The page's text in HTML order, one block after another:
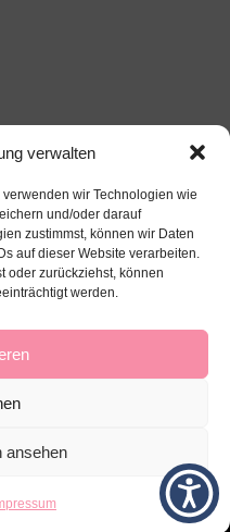
verwalten
wir Technologien wie
und/oder darauf
zustimmst, können wir Daten
auf dieser Website verarbeiten.
oder zurückziehst, können
werden.
ansehen